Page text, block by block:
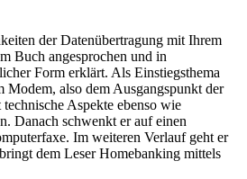
der Datenübertragung mit Ihrem
Buch angesprochen und in
Form erklärt. Als Einstiegsthema
Modem, also dem Ausgangspunkt der
Aspekte ebenso wie
Danach schwenkt er auf einen
Im weiteren Verlauf geht er
dem Leser Homebanking mittels